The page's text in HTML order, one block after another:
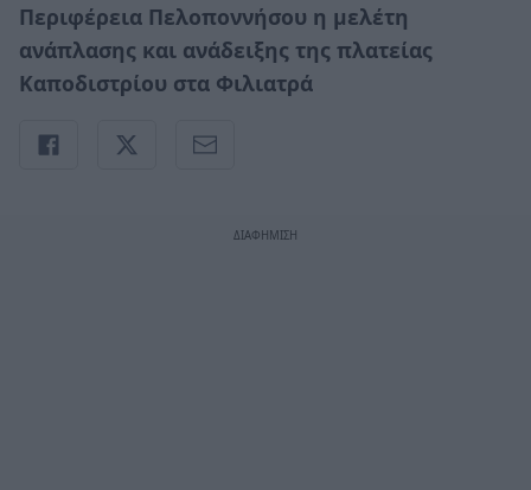
Περιφέρεια Πελοποννήσου η μελέτη
ανάπλασης και ανάδειξης της πλατείας
Καποδιστρίου στα Φιλιατρά